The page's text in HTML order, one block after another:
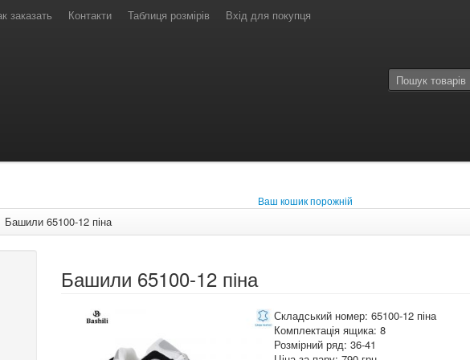
заказать Контакти Таблиця розмірів Вхід для покупця
41-33
Ваш кошик порожній
Башили 65100-12 піна
Башили 65100-12 піна
Складський номер: 65100-12 піна
Комплектація ящика: 8
Розмірний ряд: 36-41